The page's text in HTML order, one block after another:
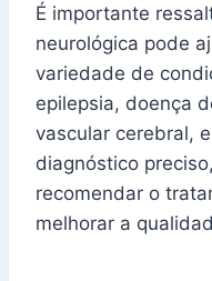
É importante
neurológica pode
variedade de
epilepsia, doença
vascular cerebral,
diagnóstico
recomendar o
melhorar a